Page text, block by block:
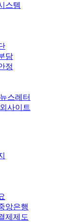
스템
담
정
스레터
사이트
앙은행
제제도